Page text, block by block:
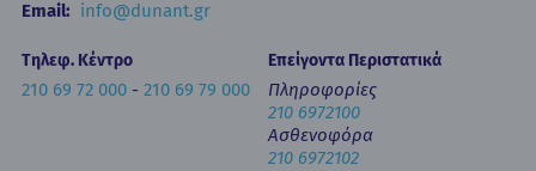
Email: info@dunant.gr
Τηλεφ. Κέντρο
210 69 72 000- 210 69 79 000
Επείγοντα Περιστατικά
Πληροφορίες
210 6972100
Ασθενοφόρα
210 6972102